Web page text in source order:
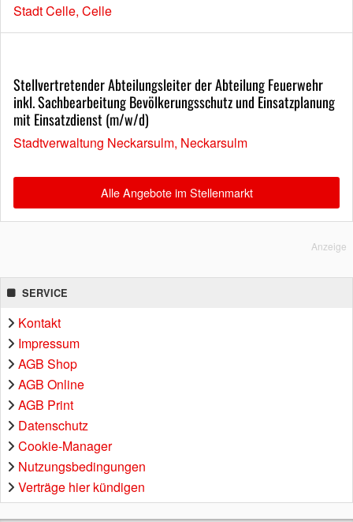
Stadt Celle, Celle
Stellvertretender Abteilungsleiter der Abteilung Feuerwehr
inkl. Sachbearbeitung Bevölkerungsschutz und Einsatzplanung
mit Einsatzdienst (m/w/d)
Stadtverwaltung Neckarsulm, Neckarsulm
Alle Angebote im Stellenmarkt
Anzeige
SERVICE
Kontakt
Impressum
AGB Shop
AGB Online
AGB Print
Datenschutz
Cookie-Manager
Nutzungsbedingungen
Verträge hier kündigen